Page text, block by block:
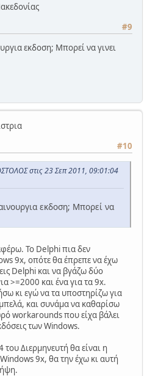
#9
εκδοση; Μπορεί να γινει
#10
στις 23 Σεπ 2011, 09:01:04
εκδοση; Μπορεί να
Το Delphi πια δεν
9x, οπότε θα έπρεπε να έχω
Delphi και να βγάζω δύο
>=2000 και ένα για τα 9x.
κι εγώ να τα υποστηρίζω για
και συνάμα να καθαρίσω
workarounds που είχα βάλει
των Windows.
Διερμηνευτή θα είναι η
9x, θα την έχω κι αυτή